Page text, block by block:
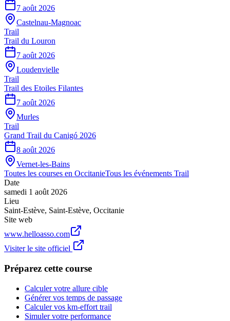
7 août 2026
Castelnau-Magnoac
Trail
Trail du Louron
7 août 2026
Loudenvielle
Trail
Trail des Etoiles Filantes
7 août 2026
Murles
Trail
Grand Trail du Canigó 2026
8 août 2026
Vernet-les-Bains
Toutes les courses en OccitanieTous les événements Trail
Date
samedi 1 août 2026
Lieu
Saint-Estève, Saint-Estève, Occitanie
Site web
www.helloasso.com
Visiter le site officiel
Préparez cette course
Calculer votre allure cible
Générer vos temps de passage
Calculer vos km-effort trail
Simuler votre performance